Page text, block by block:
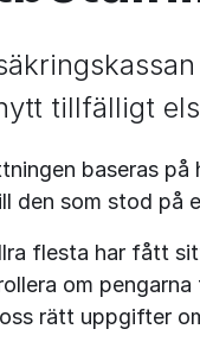
tillfälligt
baseras
den som stod på
flesta har fått
om
rätt uppgifter